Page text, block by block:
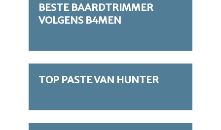
BESTE BAARDTRIMMER
VOLGENS B4MEN
TOP PASTE VAN HUNTER